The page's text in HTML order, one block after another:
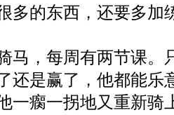
多的东西，还要多加
马，每周有两节课。
还是赢了，他都能乐
一瘸一拐地又重新骑